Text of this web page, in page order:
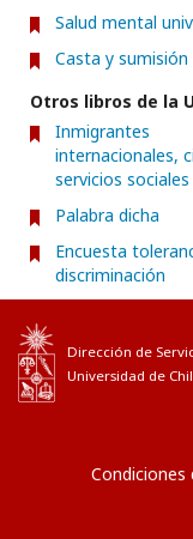
Salud mental
Casta y sumisión
Otros libros de la
Inmigrantes
internacionales,
servicios
Palabra dicha
Encuesta
discriminación
Dirección de
Universidad de
Condiciones